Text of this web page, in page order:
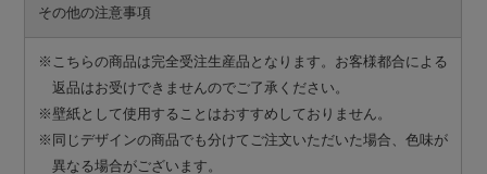
その他の注意事項
※こちらの商品は完全受注生産品となります。お客様都合による
返品はお受けできませんのでご了承ください。
※壁紙として使用することはおすすめしておりません。
※同じデザインの商品でも分けてご注文いただいた場合、色味が
異なる場合がございます。